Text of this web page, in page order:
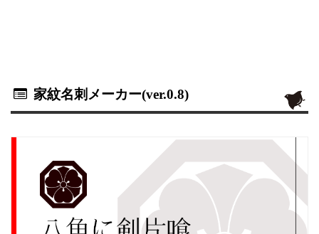
家紋名刺メーカー(ver.0.8)